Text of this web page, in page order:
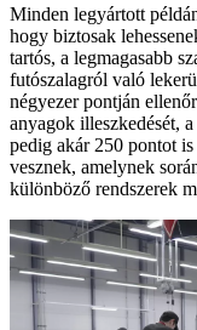
Minden legyártott
hogy biztosak
tartós, a legmagasabb
futószalagról való
négyezer pontján
anyagok illeszkedését,
pedig akár 250 pontot
vesznek, amelynek
különböző rendszerek